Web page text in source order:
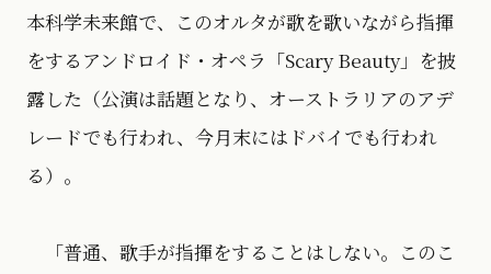
本科学未来館で、このオルタが歌を歌いながら指揮
をするアンドロイド・オペラ「Scary Beauty」を披
露した（公演は話題となり、オーストラリアのアデ
レードでも行われ、今月末にはドバイでも行われ
る）。
「普通、歌手が指揮をすることはしない。このこ